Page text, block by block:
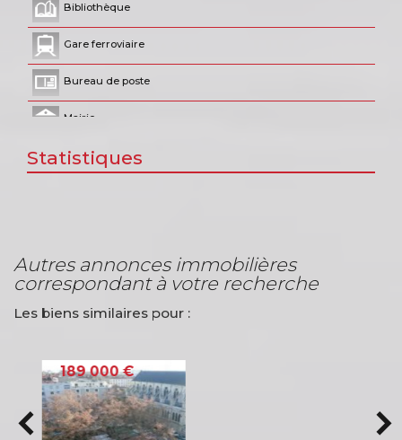
Bibliothèque
Gare ferroviaire
Bureau de poste
Mairie
Presse et Tabac
Statistiques
autres annonces immobilières
correspondant à votre recherche
Les biens similaires pour :
200 000 €